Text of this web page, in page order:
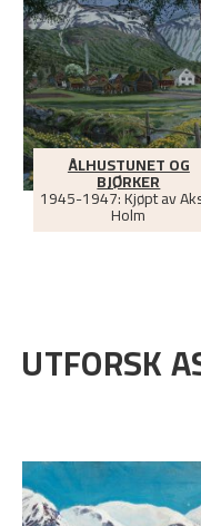
ÅLHUSTUNET OG
BJØRKER
1945-1947: Kjøpt av
Holm
UTFORSK